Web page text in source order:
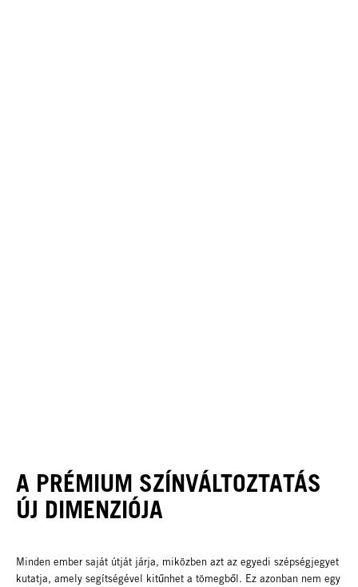
A PRÉMIUM SZÍNVÁLTOZTATÁS
ÚJ DIMENZIÓJA
Minden ember saját útját járja, miközben azt az egyedi szépségjegyet
kutatja, amely segítségével kitűnhet a tömegből. Ez azonban nem egy